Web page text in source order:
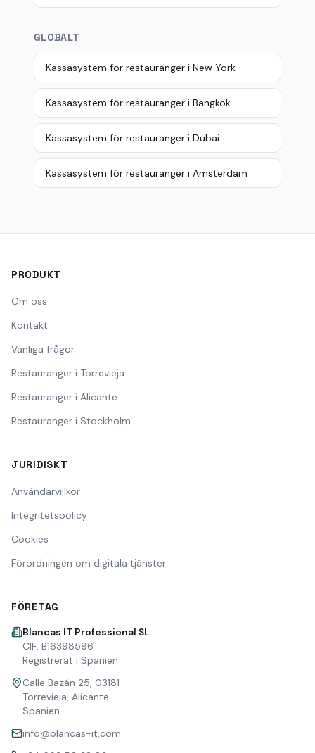
GLOBALT
Kassasystem för restauranger i New York
Kassasystem för restauranger i Bangkok
Kassasystem för restauranger i Dubai
Kassasystem för restauranger i Amsterdam
PRODUKT
Om oss
Kontakt
Vanliga frågor
Restauranger i Torrevieja
Restauranger i Alicante
Restauranger i Stockholm
JURIDISKT
Användarvillkor
Integritetspolicy
Cookies
Förordningen om digitala tjänster
FÖRETAG
Blancas IT Professional SL
CIF: B16398596
Registrerat i Spanien
Calle Bazán 25, 03181
Torrevieja, Alicante
Spanien
info@blancas-it.com